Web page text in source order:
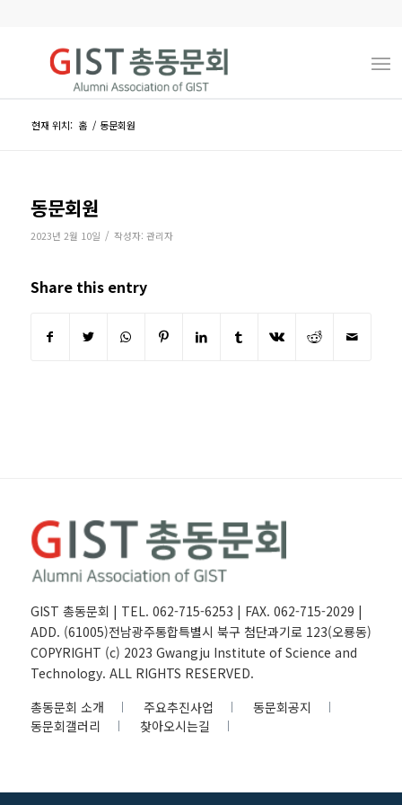
현재 위치: 홈 / 동문회원
동문회원
2023년 2월 10일 / 작성자: 관리자
Share this entry
GIST 총동문회 | TEL. 062-715-6253 | FAX. 062-715-2029 |
ADD. (61005)전남광주통합특별시 북구 첨단과기로 123(오룡동)
COPYRIGHT (c) 2023 Gwangju Institute of Science and
Technology. ALL RIGHTS RESERVED.
총동문회 소개
주요추진사업
동문회공지
동문회갤러리
찾아오시는길